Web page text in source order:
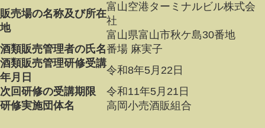
販売場の名称及び所在
地
富山空港ターミナルビル株式会
社
富山県富山市秋ケ島30番地
酒類販売管理者の氏名番場 麻実子
酒類販売管理研修受講
年月日
令和8年5月22日
次回研修の受講期限
令和11年5月21日
研修実施団体名
高岡小売酒販組合